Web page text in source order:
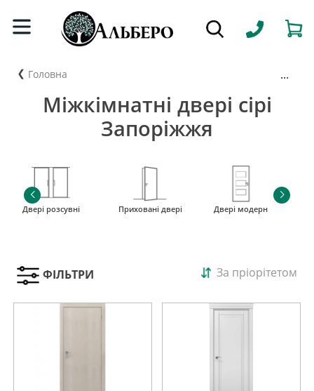
Головна ...
Міжкімнатні двері сірі
Запоріжжя
Двері розсувні Приховані двері Двері модерн
ФІЛЬТРИ За пріорітетом